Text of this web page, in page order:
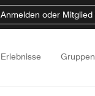
Anmelden oder Mitglied
Erlebnisse Gruppen